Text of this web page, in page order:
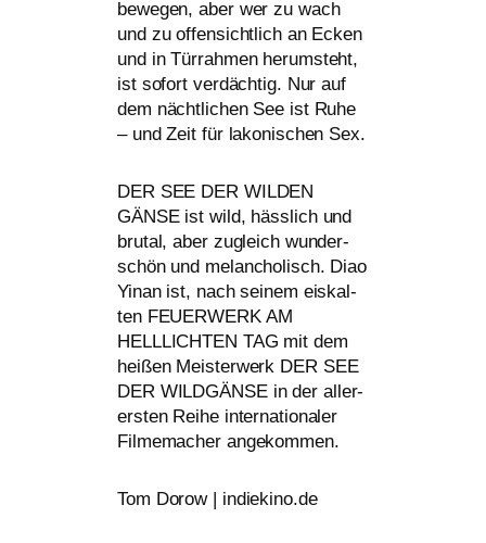
bewe­gen, aber wer zu wach
und zu offen­sicht­lich an Ecken
und in Türrahmen her­um­steht,
ist sofort ver­däch­tig. Nur auf
dem nächt­li­chen See ist Ruhe
– und Zeit für lako­ni­schen Sex.
DER SEE DER WILDEN
GÄNSEist wild, häss­lich und
bru­tal, aber zugleich wun­der­
schön und melan­cho­lisch. Diao
Yinan ist, nach sei­nem eis­kal­
ten FEUERWERK AM
HELLLICHTEN TAG mit dem
hei­ßen Meisterwerk DER SEE
DER WILDGÄNSEin der aller­
ers­ten Reihe inter­na­tio­na­ler
Filmemacher angekommen.
Tom Dorow | indiekino.de